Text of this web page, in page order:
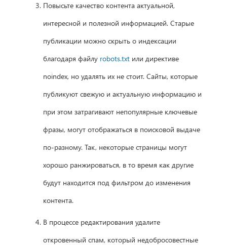
Повысьте качество контента актуальной,
интересной и полезной информацией. Старые
публикации можно скрыть о индексации
благодаря файлу robots.txt или директиве
noindex, но удалять их не стоит. Сайты, которые
публикуют свежую и актуальную информацию и
при этом затрагивают непопулярные ключевые
фразы, могут отображаться в поисковой выдаче
по-разному. Так, некоторые страницы могут
хорошо ранжироваться, в то время как другие
будут находится под фильтром до изменения
контента.
В процессе редактирования удалите
откровенный спам, который недобросовестные